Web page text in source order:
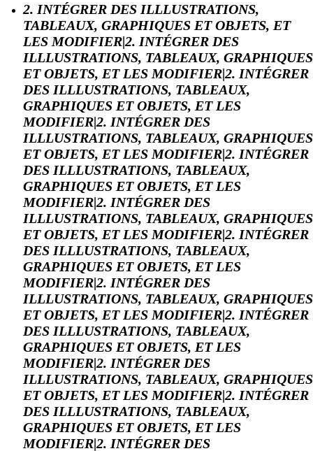
2. INTÉGRER DES ILLLUSTRATIONS,
TABLEAUX, GRAPHIQUES ET OBJETS, ET
LES MODIFIER|2. INTÉGRER DES
ILLLUSTRATIONS, TABLEAUX, GRAPHIQUES
ET OBJETS, ET LES MODIFIER|2. INTÉGRER
DES ILLLUSTRATIONS, TABLEAUX,
GRAPHIQUES ET OBJETS, ET LES
MODIFIER|2. INTÉGRER DES
ILLLUSTRATIONS, TABLEAUX, GRAPHIQUES
ET OBJETS, ET LES MODIFIER|2. INTÉGRER
DES ILLLUSTRATIONS, TABLEAUX,
GRAPHIQUES ET OBJETS, ET LES
MODIFIER|2. INTÉGRER DES
ILLLUSTRATIONS, TABLEAUX, GRAPHIQUES
ET OBJETS, ET LES MODIFIER|2. INTÉGRER
DES ILLLUSTRATIONS, TABLEAUX,
GRAPHIQUES ET OBJETS, ET LES
MODIFIER|2. INTÉGRER DES
ILLLUSTRATIONS, TABLEAUX, GRAPHIQUES
ET OBJETS, ET LES MODIFIER|2. INTÉGRER
DES ILLLUSTRATIONS, TABLEAUX,
GRAPHIQUES ET OBJETS, ET LES
MODIFIER|2. INTÉGRER DES
ILLLUSTRATIONS, TABLEAUX, GRAPHIQUES
ET OBJETS, ET LES MODIFIER|2. INTÉGRER
DES ILLLUSTRATIONS, TABLEAUX,
GRAPHIQUES ET OBJETS, ET LES
MODIFIER|2. INTÉGRER DES